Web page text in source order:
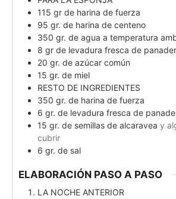
115 gr de harina de fuerza
95 gr. de harina de centeno
350 gr. de agua a temperatura
8 gr de levadura fresca de
20 gr. de azúcar común
15 gr. de miel
RESTO DE INGREDIENTES
350 gr. de harina de fuerza
6 gr. de levadura fresca de
15 gr. de semillas de alcaravea y
cubrir
6 gr. de sal
ELABORACIÓN PASO A PASO
LA NOCHE ANTERIOR